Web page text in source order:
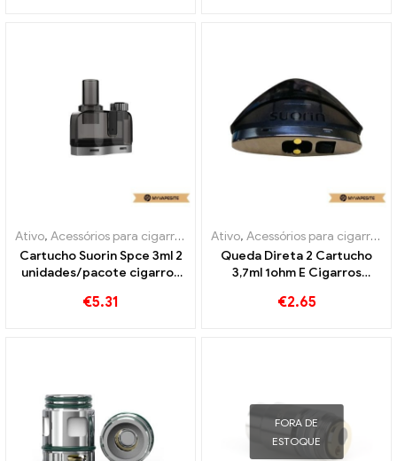
Ativo, Acessórios para cigarros eletrônicos ,Evaporador
Cartucho Suorin Spce 3ml 2
unidades/pacote cigarros
Personalizado
€5.31
Ativo, Acessórios para cigarros eletrônicos
Queda Direta 2 Cartucho
3,7ml 1ohm E Cigarros
€2.65
FORA DE
ESTOQUE